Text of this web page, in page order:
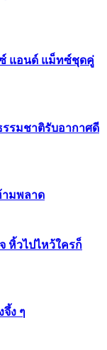
กซ์ แอนด์ แม็ทซ์ชุดคู่
รมชาติรับอากาศดี
ามพลาด
หิ้วไปไหว้ใครก็
จึ้ง ๆ